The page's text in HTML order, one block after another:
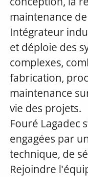
maintenance
Intégrateur
et déploie des
complexes,
fabrication,
maintenance
vie des projets.
Fouré Lagadec
engagées par
technique, de
Rejoindre